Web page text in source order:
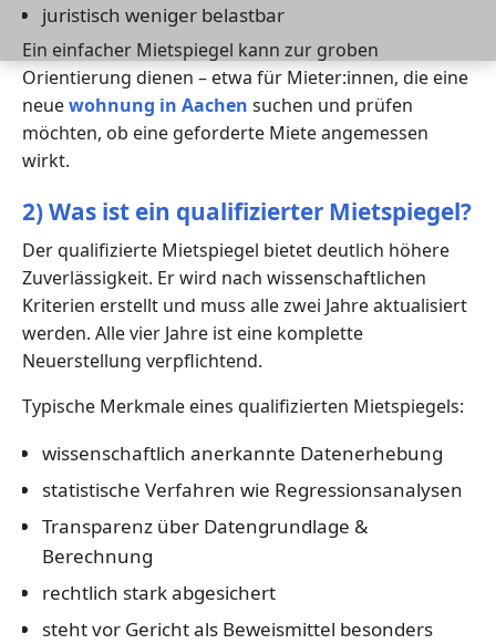
juristisch weniger belastbar
Ein einfacher Mietspiegel kann zur groben
Orientierung dienen – etwa für Mieter:innen, die eine
neuewohnung in Aachen suchen und prüfen
möchten, ob eine geforderte Miete angemessen
wirkt.
2) Was ist ein qualifizierter Mietspiegel?
Der qualifizierte Mietspiegel bietet deutlich höhere
Zuverlässigkeit. Er wird nach wissenschaftlichen
Kriterien erstellt und muss alle zwei Jahre aktualisiert
werden. Alle vier Jahre ist eine komplette
Neuerstellung verpflichtend.
Typische Merkmale eines qualifizierten Mietspiegels:
wissenschaftlich anerkannte Datenerhebung
statistische Verfahren wie Regressionsanalysen
Transparenz über Datengrundlage &
Berechnung
rechtlich stark abgesichert
steht vor Gericht als Beweismittel besonders